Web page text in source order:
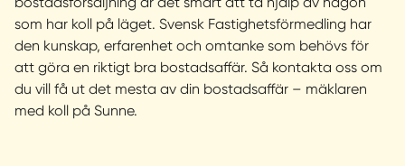
som har koll på läget. Svensk Fastighetsförmedling har
den kunskap, erfarenhet och omtanke som behövs för
att göra en riktigt bra bostadsaffär. Så kontakta oss om
du vill få ut det mesta av din bostadsaffär – mäklaren
med koll på Sunne.